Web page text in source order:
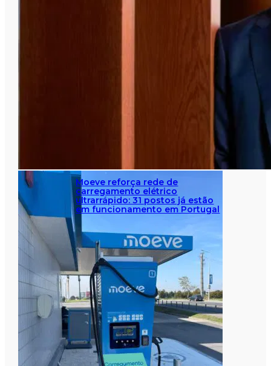
Moeve reforça rede de
carregamento elétrico
ultrarrápido: 31 postos já estão
em funcionamento em Portugal